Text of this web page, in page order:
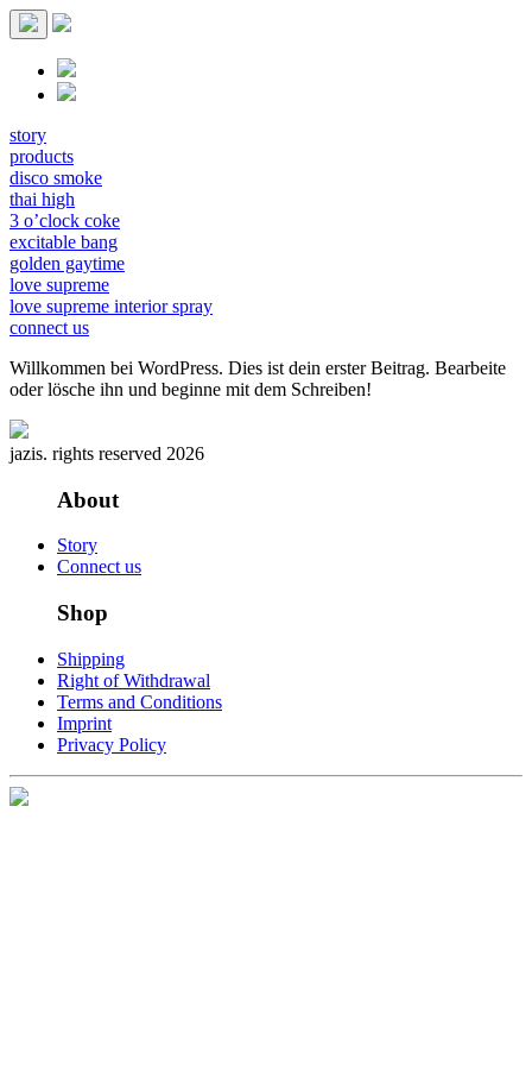
story
products
disco smoke
thai high
3 o’clock coke
excitable bang
golden gaytime
love supreme
love supreme interior spray
connect us
Willkommen bei WordPress. Dies ist dein erster Beitrag. Bearbeite
oder lösche ihn und beginne mit dem Schreiben!
jazis. rights reserved 2026
About
Story
Connect us
Shop
Shipping
Right of Withdrawal
Terms and Conditions
Imprint
Privacy Policy